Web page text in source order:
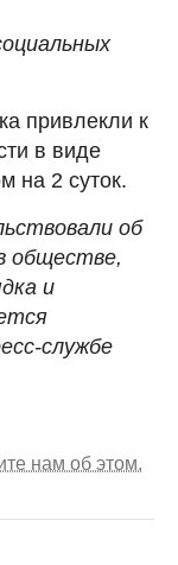
привлекли к
в виде
на 2 суток.
об
обществе,
и
службе
нам об этом.